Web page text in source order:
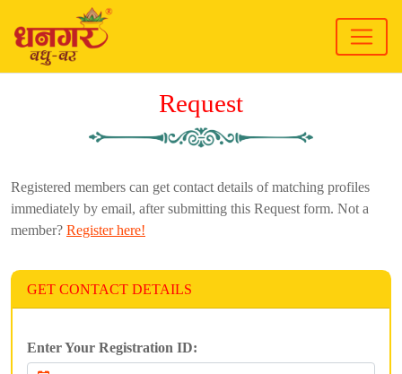
Request
Registered members can get contact details of matching profiles
immediately by email, after submitting this Request form. Not a
member? Register here!
GET CONTACT DETAILS
Enter Your Registration ID: